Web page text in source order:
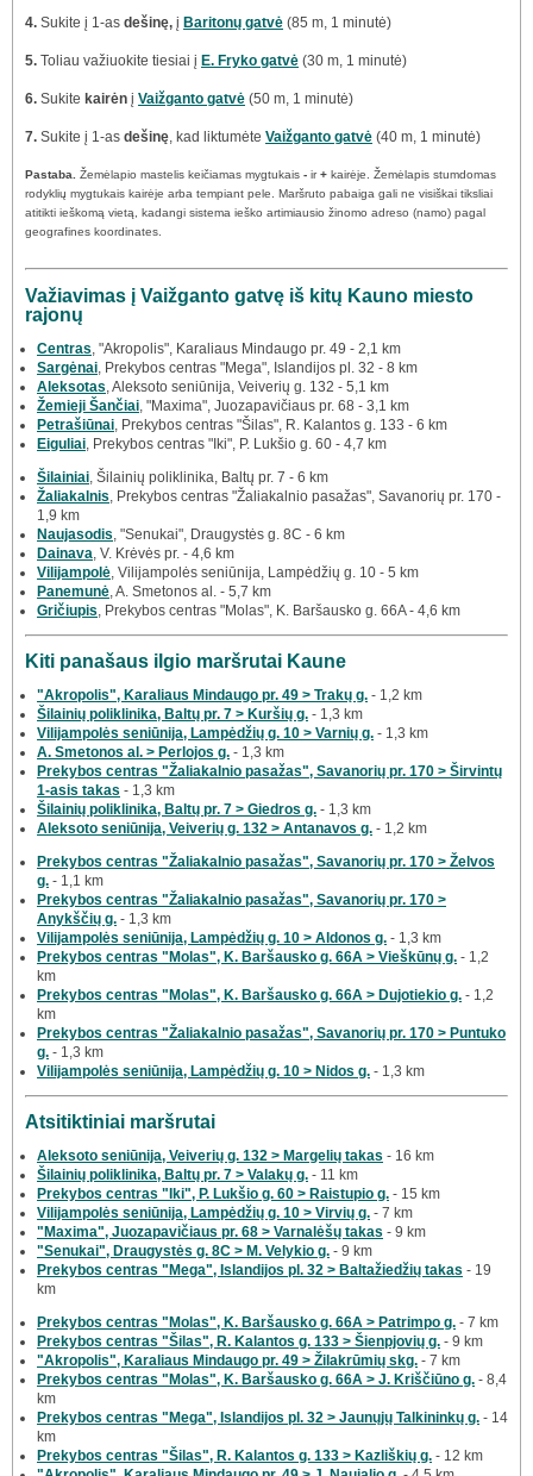
4. Sukite į 1-as dešinę, į Baritonų gatvė (85 m, 1 minutė)
5. Toliau važiuokite tiesiai į E. Fryko gatvė (30 m, 1 minutė)
6. Sukite kairėn į Vaižganto gatvė (50 m, 1 minutė)
7. Sukite į 1-as dešinę, kad liktumėte Vaižganto gatvė (40 m, 1 minutė)
Pastaba. Žemėlapio mastelis keičiamas mygtukais - ir+ kairėje. Žemėlapis stumdomas
rodyklių mygtukais kairėje arba tempiant pele. Maršruto pabaiga gali ne visiškai tiksliai
atitikti ieškomą vietą, kadangi sistema ieško artimiausio žinomo adreso (namo) pagal
geografines koordinates.
Važiavimas į Vaižganto gatvę iš kitų Kauno miesto
rajonų
Centras , "Akropolis", Karaliaus Mindaugo pr. 49 - 2,1 km
Sargėnai , Prekybos centras "Mega", Islandijos pl. 32 - 8 km
Aleksotas , Aleksoto seniūnija, Veiverių g. 132 - 5,1 km
Žemieji Šančiai , "Maxima", Juozapavičiaus pr. 68 - 3,1 km
Petrašiūnai , Prekybos centras "Šilas", R. Kalantos g. 133 - 6 km
Eiguliai , Prekybos centras "Iki", P. Lukšio g. 60 - 4,7 km
Šilainiai , Šilainių poliklinika, Baltų pr. 7 - 6 km
Žaliakalnis , Prekybos centras "Žaliakalnio pasažas", Savanorių pr. 170 -
1,9 km
Naujasodis , "Senukai", Draugystės g. 8C - 6 km
Dainava , V. Krėvės pr. - 4,6 km
Vilijampolė , Vilijampolės seniūnija, Lampėdžių g. 10 - 5 km
Panemunė , A. Smetonos al. - 5,7 km
Gričiupis , Prekybos centras "Molas", K. Baršausko g. 66A - 4,6 km
Kiti panašaus ilgio maršrutai Kaune
"Akropolis", Karaliaus Mindaugo pr. 49 > Trakų g. - 1,2 km
Šilainių poliklinika, Baltų pr. 7 > Kuršių g. - 1,3 km
Vilijampolės seniūnija, Lampėdžių g. 10 > Varnių g. - 1,3 km
A. Smetonos al. > Perlojos g. - 1,3 km
Prekybos centras "Žaliakalnio pasažas", Savanorių pr. 170 > Širvintų
1-asis takas - 1,3 km
Šilainių poliklinika, Baltų pr. 7 > Giedros g. - 1,3 km
Aleksoto seniūnija, Veiverių g. 132 > Antanavos g. - 1,2 km
Prekybos centras "Žaliakalnio pasažas", Savanorių pr. 170 > Želvos
g. - 1,1 km
Prekybos centras "Žaliakalnio pasažas", Savanorių pr. 170 >
Anykščių g. - 1,3 km
Vilijampolės seniūnija, Lampėdžių g. 10 > Aldonos g. - 1,3 km
Prekybos centras "Molas", K. Baršausko g. 66A > Vieškūnų g. - 1,2
km
Prekybos centras "Molas", K. Baršausko g. 66A > Dujotiekio g. - 1,2
km
Prekybos centras "Žaliakalnio pasažas", Savanorių pr. 170 > Puntuko
g. - 1,3 km
Vilijampolės seniūnija, Lampėdžių g. 10 > Nidos g. - 1,3 km
Atsitiktiniai maršrutai
Aleksoto seniūnija, Veiverių g. 132 > Margelių takas - 16 km
Šilainių poliklinika, Baltų pr. 7 > Valakų g. - 11 km
Prekybos centras "Iki", P. Lukšio g. 60 > Raistupio g. - 15 km
Vilijampolės seniūnija, Lampėdžių g. 10 > Virvių g. - 7 km
"Maxima", Juozapavičiaus pr. 68 > Varnalėšų takas - 9 km
"Senukai", Draugystės g. 8C > M. Velykio g. - 9 km
Prekybos centras "Mega", Islandijos pl. 32 > Baltažiedžių takas - 19
km
Prekybos centras "Molas", K. Baršausko g. 66A > Patrimpo g. - 7 km
Prekybos centras "Šilas", R. Kalantos g. 133 > Šienpjovių g. - 9 km
"Akropolis", Karaliaus Mindaugo pr. 49 > Žilakrūmių skg. - 7 km
Prekybos centras "Molas", K. Baršausko g. 66A > J. Kriščiūno g. - 8,4
km
Prekybos centras "Mega", Islandijos pl. 32 > Jaunųjų Talkininkų g. - 14
km
Prekybos centras "Šilas", R. Kalantos g. 133 > Kazliškių g. - 12 km